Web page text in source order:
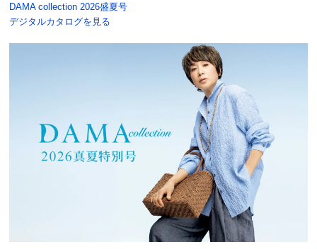
DAMA collection 2026盛夏号
デジタルカタログを見る